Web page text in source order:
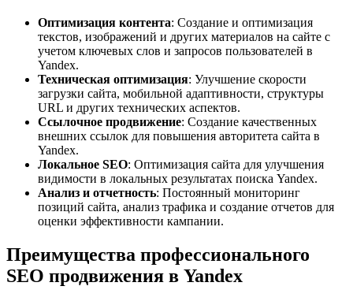
Оптимизация контента: Создание и оптимизация
текстов, изображений и других материалов на сайте с
учетом ключевых слов и запросов пользователей в
Yandex.
Техническая оптимизация: Улучшение скорости
загрузки сайта, мобильной адаптивности, структуры
URL и других технических аспектов.
Ссылочное продвижение: Создание качественных
внешних ссылок для повышения авторитета сайта в
Yandex.
Локальное SEO: Оптимизация сайта для улучшения
видимости в локальных результатах поиска Yandex.
Анализ и отчетность: Постоянный мониторинг
позиций сайта, анализ трафика и создание отчетов для
оценки эффективности кампании.
Преимущества профессионального
SEO продвижения в Yandex